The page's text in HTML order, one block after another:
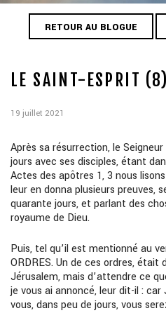
RETOUR AU BLOGUE
LE SAINT-ESPRIT (8)
19 juillet 2021
Après sa résurrection, le
jours avec ses disciples, étant
Actes des apôtres 1, 3 nous
leur en donna plusieurs preuves,
quarante jours, et parlant des
royaume de Dieu.
Puis, tel qu’il est mentionné au
ORDRES. Un de ces ordres, était
Jérusalem, mais d’attendre ce
je vous ai annoncé, leur dit-il : car
vous, dans peu de jours, vous